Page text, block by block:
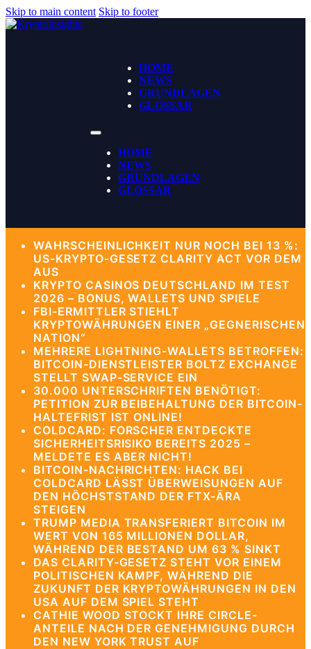
Skip to main content Skip to footer
HOME
NEWS
GRUNDLAGEN
GLOSSAR
HOME
NEWS
GRUNDLAGEN
GLOSSAR
WAHRSCHEINLICHKEIT NUR NOCH BEI 13 %:
US-KRYPTO-GESETZ CLARITY ACT VOR DEM
AUS
KRYPTO CASINOS DEUTSCHLAND IM TEST
2026 – BONUS, WALLETS UND SPIELE
FBI-ERMITTLER STIEHLT
KRYPTOWÄHRUNGEN EINER „GEGNERISCHEN
NATION“
MEHRERE LIGHTNING-WALLETS BETROFFEN:
BITCOIN-DIENSTLEISTER BOLTZ EXCHANGE
STELLT SWAP-SERVICE EIN
30.000 UNTERSCHRIFTEN BENÖTIGT:
PETITION ZUR BEIBEHALTUNG DER BITCOIN-
HALTEFRIST IST ONLINE!
COLDCARD: FORSCHER ENTDECKTE
SICHERHEITSRISIKO BEREITS 2025 –
MELDETE ES ABER NICHT!
BITCOIN-NACHRICHTEN: HACK BEI
COLDCARD LÄSST ÜBERWEISUNGEN AUF
DEN HÖCHSTSTAND DER FTX-ÄRA
STEIGEN
TRUMP MEDIA TRANSFERIERT BITCOIN IM
WERT VON 165 MILLIONEN DOLLAR,
WÄHREND DER BESTAND UM 63 % SINKT
DAS CLARITY-GESETZ STEHT VOR EINEM
POLITISCHEN KAMPF, WÄHREND DIE
ZUKUNFT DER KRYPTOWÄHRUNGEN IN DEN
USA AUF DEM SPIEL STEHT
CATHIE WOOD STOCKT IHRE CIRCLE-
ANTEILE NACH DER GENEHMIGUNG DURCH
DEN NEW YORK TRUST AUF